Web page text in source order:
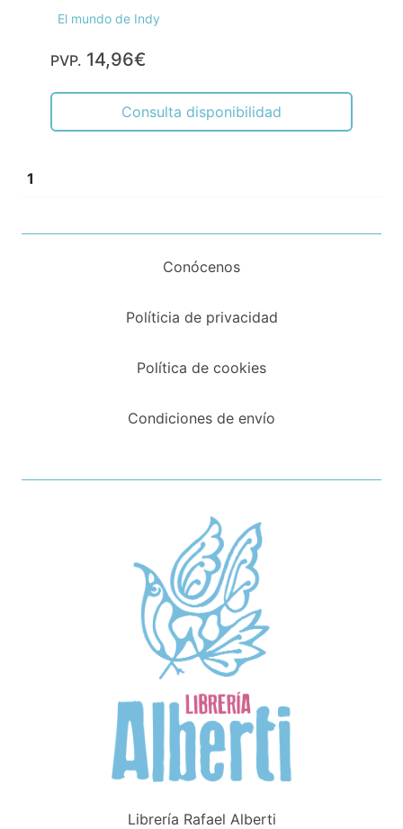
El mundo de Indy
PVP. 14,96€
Consulta disponibilidad
1
Conócenos
Políticia de privacidad
Política de cookies
Condiciones de envío
Librería Rafael Alberti